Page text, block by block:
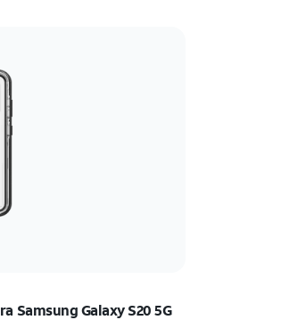
Samsung Galaxy S20 5G